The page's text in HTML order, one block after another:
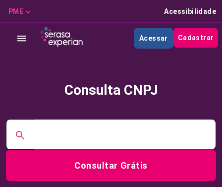
PME Acessibilidade
Acessar Cadastrar
Consulta CNPJ
Consultar Grátis